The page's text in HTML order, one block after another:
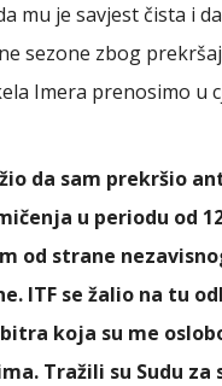
mu je savjest čista i
sezone zbog
Imera prenosimo u
da sam prekršio
u periodu od
od strane
ITF se žalio na tu
koja su me
Tražili su Sudu za